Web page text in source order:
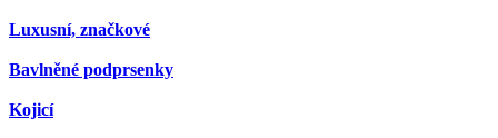
Luxusní, značkové
Bavlněné podprsenky
Kojicí